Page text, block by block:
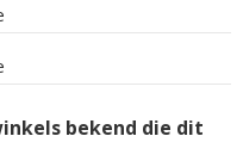
bekend die dit